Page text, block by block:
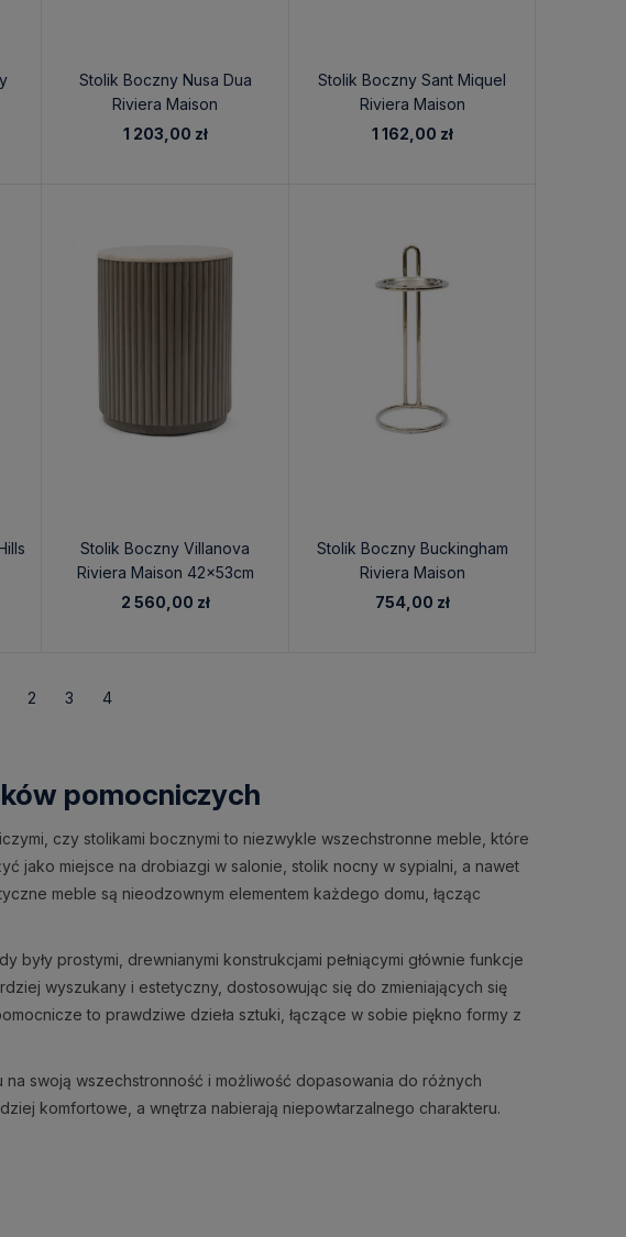
Stolik Boczny Nusa Dua
Riviera Maison
1 203,00 zł
Stolik Boczny Sant Miquel
Riviera Maison
1 162,00 zł
Stolik Boczny Villanova
Riviera Maison 42x53cm
2 560,00 zł
Stolik Boczny Buckingham
Riviera Maison
754,00 zł
2 3 4
pomocniczych
czy stolikami bocznymi to niezwykle wszechstronne meble, które
jako miejsce na drobiazgi w salonie, stolik nocny w sypialni, a nawet
meble są nieodzownym elementem każdego domu, łącząc
były prostymi, drewnianymi konstrukcjami pełniącymi głównie funkcje
wyszukany i estetyczny, dostosowując się do zmieniających się
to prawdziwe dzieła sztuki, łączące w sobie piękno formy z
swoją wszechstronność i możliwość dopasowania do różnych
komfortowe, a wnętrza nabierają niepowtarzalnego charakteru.